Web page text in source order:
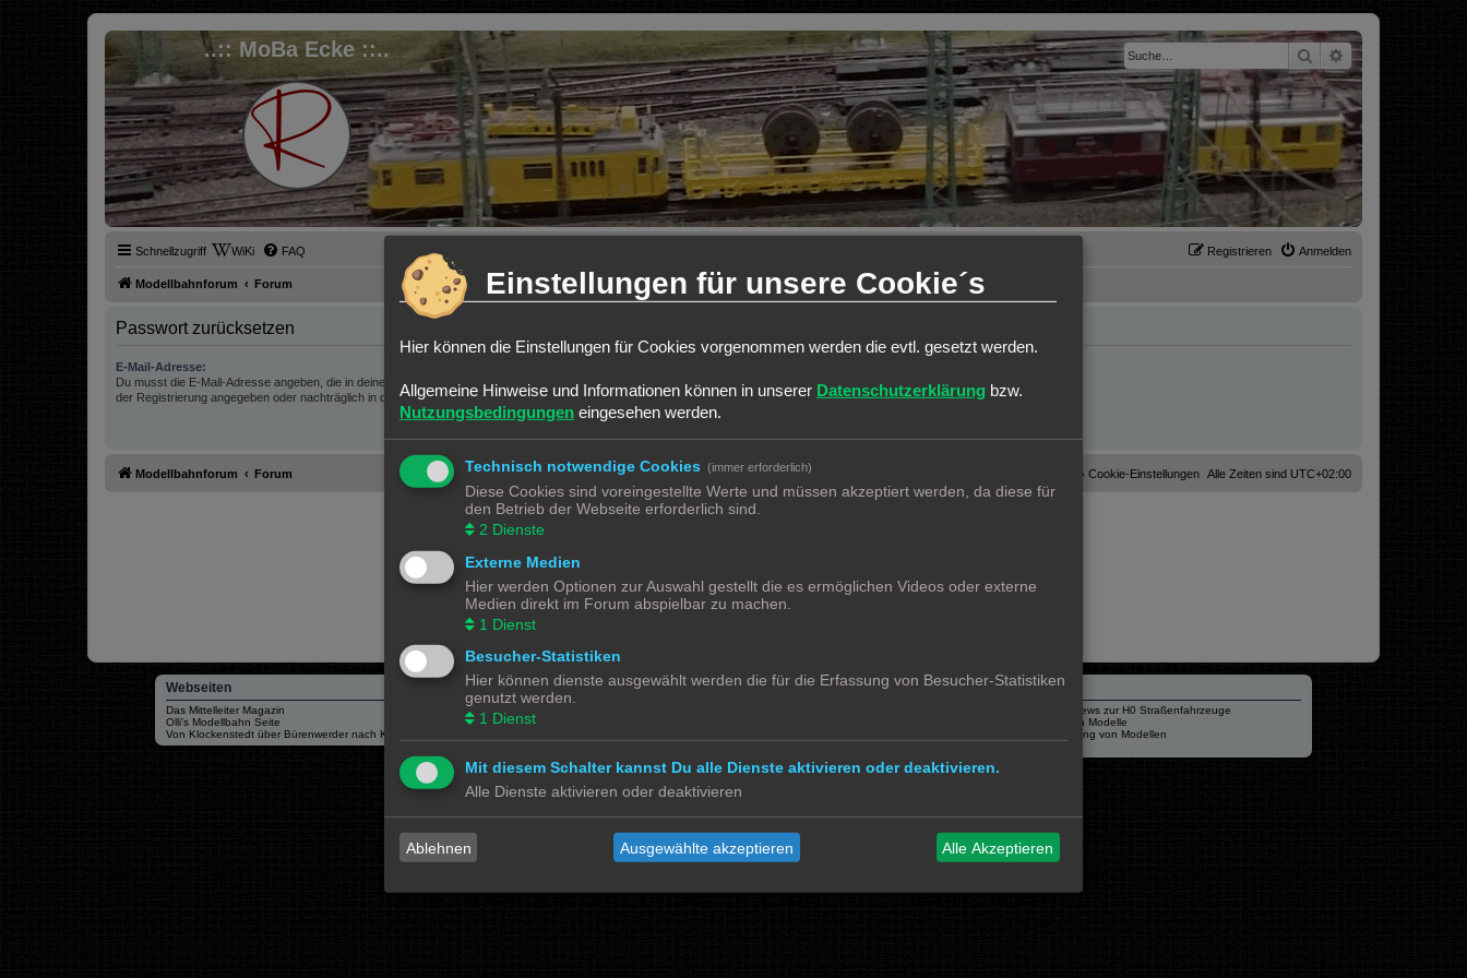
..:: MoBa Ecke ::.. SucheErweiterte Suche
Schnellzugriff WiKi FAQ Anmelden
Registrieren
Modellbahnforum Forum
Passwort zurücksetzen
E-Mail-Adresse:
Du musst die E-Mail-Adresse angeben, die in deinem Profil hinterlegt ist. Diese hast du bei
der Registrierung angegeben oder nachträglich in deinem persönlichen Bereich geändert.
Modellbahnforum Forum Alle Zeiten sind UTC+02:00
Cookie-Einstellungen
Powered by phpBB® Forum Software © phpBB Limited
Deutsche Übersetzung durchphpBB.de
Webseiten
Das Mittelleiter Magazin
Olli's Modellbahn Seite
Von Klockenstedt über Bürenwerder nach Klingsiel
Social Media
Schmiddko Modellbahn <- YouTube
Verschiedenes
mo87.de Infos und News zur H0 Straßenfahrzeuge
Hamburger Hochbahn Modelle
Heiko Wolbink | Alterung von Modellen
Einstellungen für unsere Cookie´s
Hier können die Einstellungen für Cookies vorgenommen werden die evtl. gesetzt werden.
Allgemeine Hinweise und Informationen können in unserer Datenschutzerklärung bzw.
Nutzungsbedingungen eingesehen werden.
Technisch notwendige Cookies (immer erforderlich)
Diese Cookies sind voreingestellte Werte und müssen akzeptiert werden, da diese für
den Betrieb der Webseite erforderlich sind.
2 Dienste
Externe Medien
Hier werden Optionen zur Auswahl gestellt die es ermöglichen Videos oder externe
Medien direkt im Forum abspielbar zu machen.
1 Dienst
Besucher-Statistiken
Hier können dienste ausgewählt werden die für die Erfassung von Besucher-Statistiken
genutzt werden.
1 Dienst
Mit diesem Schalter kannst Du alle Dienste aktivieren oder deaktivieren.
Alle Dienste aktivieren oder deaktivieren
Ablehnen Ausgewählte akzeptieren Alle Akzeptieren